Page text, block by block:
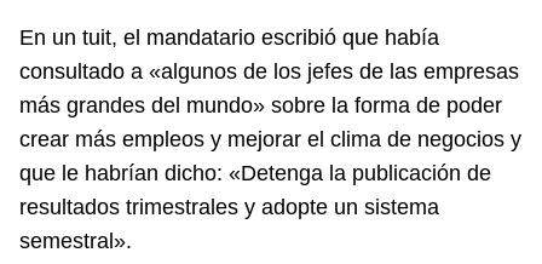
En un tuit, el mandatario escribió que había
consultado a «algunos de los jefes de las empresas
más grandes del mundo» sobre la forma de poder
crear más empleos y mejorar el clima de negocios y
que le habrían dicho: «Detenga la publicación de
resultados trimestrales y adopte un sistema
semestral».